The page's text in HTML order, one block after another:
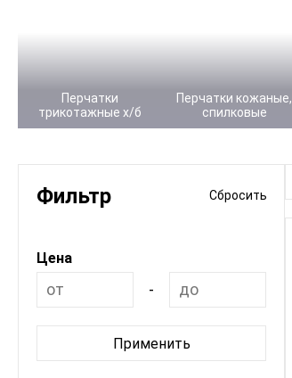
Перчатки
трикотажные х/б
Перчатки кожаные,
спилковые
Фильтр Сбросить
Цена
-
Применить